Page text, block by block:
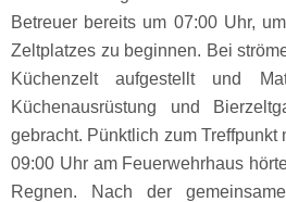
Betreuer bereits um 07:00 Uhr,
Zeltplatzes zu beginnen. Bei
Küchenzelt aufgestellt und
Küchenausrüstung und
gebracht. Pünktlich zum
09:00 Uhr am Feuerwehrhaus
Regnen. Nach der